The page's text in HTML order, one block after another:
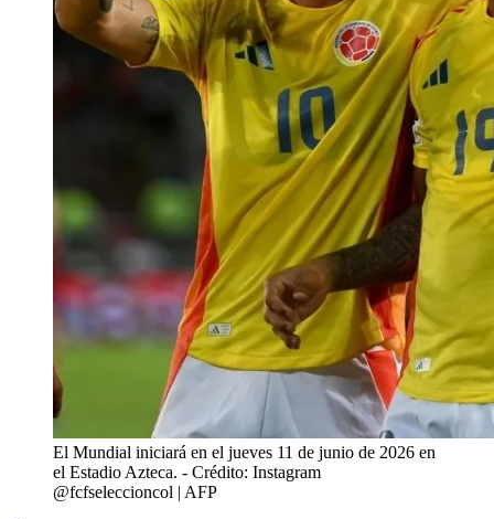
El Mundial iniciará en el jueves 11 de junio de 2026 en
el Estadio Azteca. - Crédito: Instagram
@fcfseleccioncol | AFP